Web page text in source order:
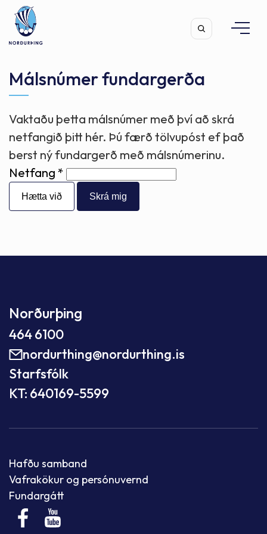
Leita
Málsnúmer fundargerða
Vaktaðu þetta málsnúmer með því að skrá
netfangið þitt hér. Þú færð tölvupóst ef það
berst ný fundargerð með málsnúmerinu.
Netfang
Hætta við
Norðurþing
464 6100
nordurthing@nordurthing.is
Starfsfólk
KT: 640169-5599
Hafðu samband
Vafrakökur og persónuvernd
Fundargátt